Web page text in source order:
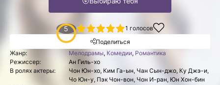
5
4 5 1 голосов
Поделиться
Жанр:
Мелодрамы, Комедии, Романтика
Режиссер:
Ан Гиль-хо
В ролях актеры:
Чон Юн-хо, Ким Га-ын, Чан Сын-джо, Ку Джэ-и,
Чо Юн-у, Пэк Чон-вон, Чон И-ран, Юн Хон-бин